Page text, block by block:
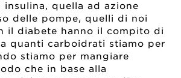
quella ad azione
delle pompe, quelli di noi
il diabete hanno il compito di
quanti carboidrati stiamo per
stiamo per mangiare
che in base alla